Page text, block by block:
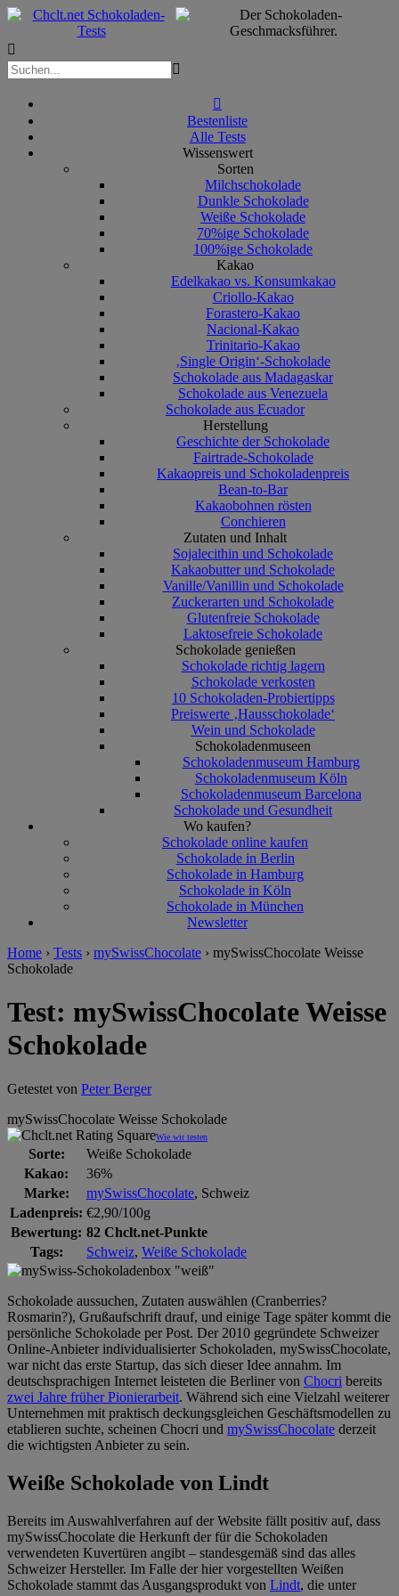



Bestenliste
Alle Tests
Wissenswert
Sorten
Milchschokolade
Dunkle Schokolade
Weiße Schokolade
70%ige Schokolade
100%ige Schokolade
Kakao
Edelkakao vs. Konsumkakao
Criollo-Kakao
Forastero-Kakao
Nacional-Kakao
Trinitario-Kakao
‚Single Origin‘-Schokolade
Schokolade aus Madagaskar
Schokolade aus Venezuela
Schokolade aus Ecuador
Herstellung
Geschichte der Schokolade
Fairtrade-Schokolade
Kakaopreis und Schokoladenpreis
Bean-to-Bar
Kakaobohnen rösten
Conchieren
Zutaten und Inhalt
Sojalecithin und Schokolade
Kakaobutter und Schokolade
Vanille/Vanillin und Schokolade
Zuckerarten und Schokolade
Glutenfreie Schokolade
Laktosefreie Schokolade
Schokolade genießen
Schokolade richtig lagern
Schokolade verkosten
10 Schokoladen-Probiertipps
Preiswerte ‚Hausschokolade‘
Wein und Schokolade
Schokoladenmuseen
Schokoladenmuseum Hamburg
Schokoladenmuseum Köln
Schokoladenmuseum Barcelona
Schokolade und Gesundheit
Wo kaufen?
Schokolade online kaufen
Schokolade in Berlin
Schokolade in Hamburg
Schokolade in Köln
Schokolade in München
Newsletter
Home › Tests › mySwissChocolate › mySwissChocolate Weisse
Schokolade
Test: mySwissChocolate Weisse
Schokolade
Getestet von Peter Berger
mySwissChocolate Weisse Schokolade
Wie wir testen
Sorte:
Weiße Schokolade
Kakao:
36%
Marke:
mySwissChocolate, Schweiz
Ladenpreis: €2,90/100g
Bewertung: 82 Chclt.net-Punkte
Tags:
Schweiz, Weiße Schokolade
Schokolade aussuchen, Zutaten auswählen (Cranberries?
Rosmarin?), Grußaufschrift drauf, und einige Tage später kommt die
persönliche Schokolade per Post. Der 2010 gegründete Schweizer
Online-Anbieter individualisierter Schokoladen, mySwissChocolate,
war nicht das erste Startup, das sich dieser Idee annahm. Im
deutschsprachigen Internet leisteten die Berliner von Chocri bereits
zwei Jahre früher Pionierarbeit. Während sich eine Vielzahl weiterer
Unternehmen mit praktisch deckungsgleichen Geschäftsmodellen zu
etablieren suchte, scheinen Chocri und mySwissChocolate derzeit
die wichtigsten Anbieter zu sein.
Weiße Schokolade von Lindt
Bereits im Auswahlverfahren auf der Website fällt positiv auf, dass
mySwissChocolate die Herkunft der für die Schokoladen
verwendeten Kuvertüren angibt – standesgemäß sind das alles
Schweizer Hersteller. Im Falle der hier vorgestellten Weißen
Schokolade stammt das Ausgangsprodukt von Lindt, die unter